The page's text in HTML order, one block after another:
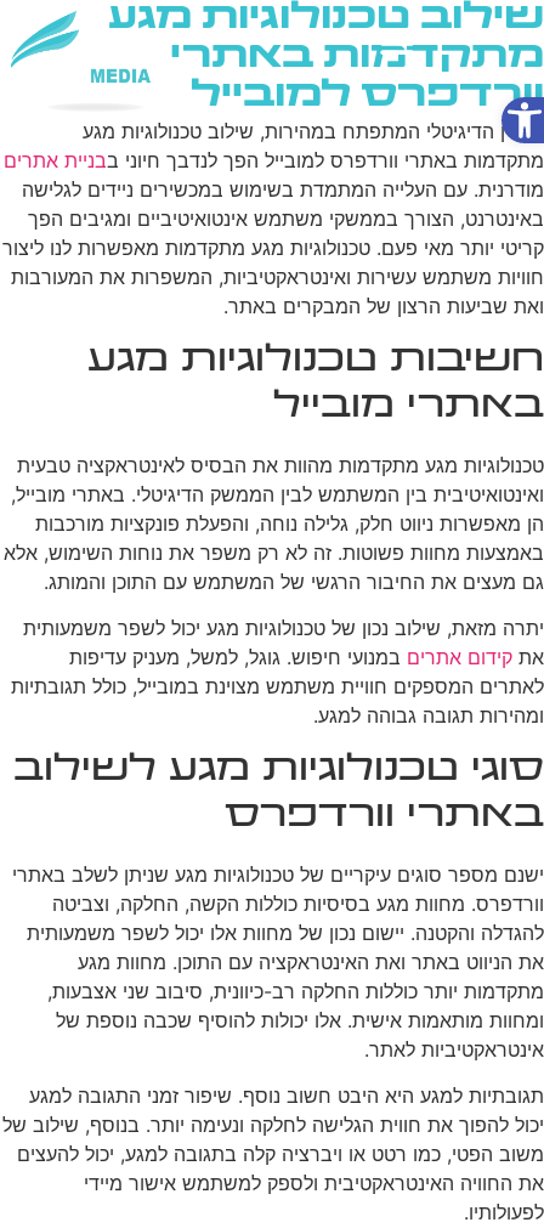
פתח סרגל נגישות
שילוב טכנולוגיות מגע
מתקדמות באתרי
וורדפרס למובייל
בעידן הדיגיטלי המתפתח במהירות, שילוב טכנולוגיות מגע
מתקדמות באתרי וורדפרס למובייל הפך לנדבך חיוני בבניית אתרים
מודרנית. עם העלייה המתמדת בשימוש במכשירים ניידים לגלישה
באינטרנט, הצורך בממשקי משתמש אינטואיטיביים ומגיבים הפך
קריטי יותר מאי פעם. טכנולוגיות מגע מתקדמות מאפשרות לנו ליצור
חוויות משתמש עשירות ואינטראקטיביות, המשפרות את המעורבות
ואת שביעות הרצון של המבקרים באתר.
חשיבות טכנולוגיות מגע
באתרי מובייל
טכנולוגיות מגע מתקדמות מהוות את הבסיס לאינטראקציה טבעית
ואינטואיטיבית בין המשתמש לבין הממשק הדיגיטלי. באתרי מובייל,
הן מאפשרות ניווט חלק, גלילה נוחה, והפעלת פונקציות מורכבות
באמצעות מחוות פשוטות. זה לא רק משפר את נוחות השימוש, אלא
גם מעצים את החיבור הרגשי של המשתמש עם התוכן והמותג.
יתרה מזאת, שילוב נכון של טכנולוגיות מגע יכול לשפר משמעותית
את קידום אתרים במנועי חיפוש. גוגל, למשל, מעניק עדיפות
לאתרים המספקים חוויית משתמש מצוינת במובייל, כולל תגובתיות
ומהירות תגובה גבוהה למגע.
סוגי טכנולוגיות מגע לשילוב
באתרי וורדפרס
ישנם מספר סוגים עיקריים של טכנולוגיות מגע שניתן לשלב באתרי
וורדפרס. מחוות מגע בסיסיות כוללות הקשה, החלקה, וצביטה
להגדלה והקטנה. יישום נכון של מחוות אלו יכול לשפר משמעותית
את הניווט באתר ואת האינטראקציה עם התוכן. מחוות מגע
מתקדמות יותר כוללות החלקה רב-כיוונית, סיבוב שני אצבעות,
ומחוות מותאמות אישית. אלו יכולות להוסיף שכבה נוספת של
אינטראקטיביות לאתר.
תגובתיות למגע היא היבט חשוב נוסף. שיפור זמני התגובה למגע
יכול להפוך את חווית הגלישה לחלקה ונעימה יותר. בנוסף, שילוב של
משוב הפטי, כמו רטט או ויברציה קלה בתגובה למגע, יכול להעצים
את החוויה האינטראקטיבית ולספק למשתמש אישור מיידי
לפעולותיו.